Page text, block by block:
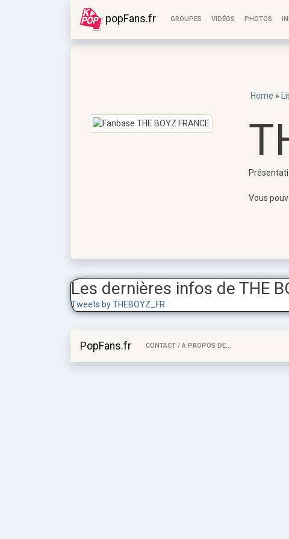
popFans.fr GROUPES VIDÉOS PHOTOS
Home »
Vous
Les dernières infos de THE
Tweets by THEBOYZ_FR
PopFans.fr CONTACT / A PROPOS DE...